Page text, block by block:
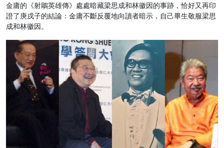
金庸的《射鵰英雄傳》處處暗藏梁思成和林徽因的事跡，恰好又再印
證了庚戌子的結論：金庸不斷反覆地向讀者暗示，自己畢生敬服梁思
成和林徽因。